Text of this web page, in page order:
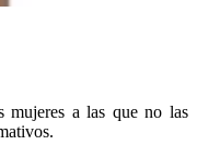
mujeres a las que no las